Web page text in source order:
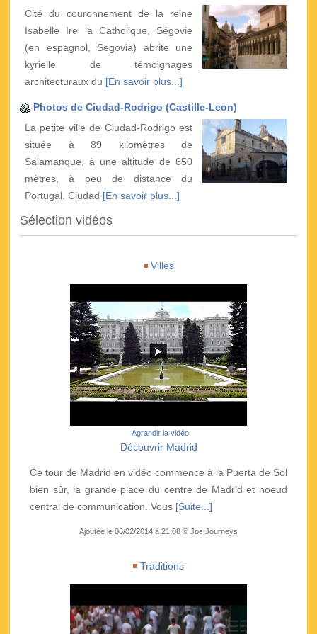
Cité du couronnement de la reine
Isabelle Ire la Catholique, Ségovie
(en espagnol, Segovia) abrite une
kyrielle de témoignages
architecturaux du [En savoir plus...]
Photos de Ciudad-Rodrigo (Castille-Leon)
La petite ville de Ciudad-Rodrigo est
située à 89 kilomètres de
Salamanque, à une altitude de 650
mètres, à peu de distance du
Portugal. Ciudad [En savoir plus...]
Sélection vidéos
Villes
Agrandir la vidéo
Découvrir Madrid
Ce tour de Madrid en vidéo commence à la Puerta de Sol
bien sûr, la grande place du centre de Madrid et noeud
central de communication. Vous [Suite...]
Ajoutée le 06/02/2014 à 21:08 © Joe Journeys
Traditions